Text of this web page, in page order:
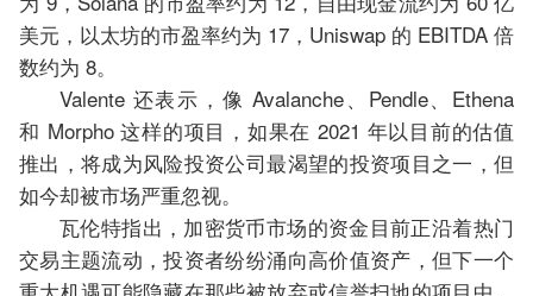
美元，以太坊的市盈率约为 17，Uniswap 的 EBITDA 倍
数约为 8。
Valente 还表示，像 Avalanche、Pendle、Ethena
和 Morpho 这样的项目，如果在 2021 年以目前的估值
推出，将成为风险投资公司最渴望的投资项目之一，但
如今却被市场严重忽视。
瓦伦特指出，加密货币市场的资金目前正沿着热门
交易主题流动，投资者纷纷涌向高价值资产，但下一个